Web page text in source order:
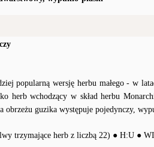
popularną wersję herbu małego - w
herb wchodzący w skład herbu
obrzeżu guzika występuje pojedynczy,
trzymające herb z liczbą 22) ● H:U ●